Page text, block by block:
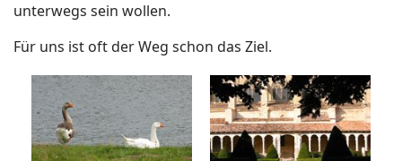
unterwegs sein wollen.
Für uns ist oft der Weg schon das Ziel.